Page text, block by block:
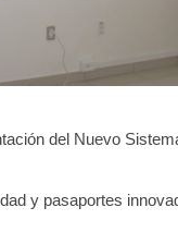
del Nuevo
y pasaportes